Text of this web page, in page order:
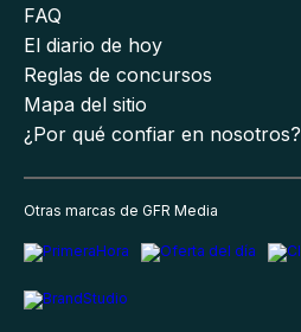
FAQ
El diario de hoy
Reglas de concursos
Mapa del sitio
¿Por qué confiar en nosotros?
Otras marcas de GFR Media